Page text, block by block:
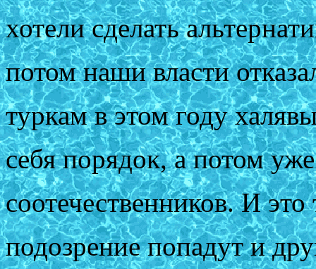
хотели сделать
потом наши власти
туркам в этом году
себя порядок, а потом
соотечественников. И
подозрение попадут и